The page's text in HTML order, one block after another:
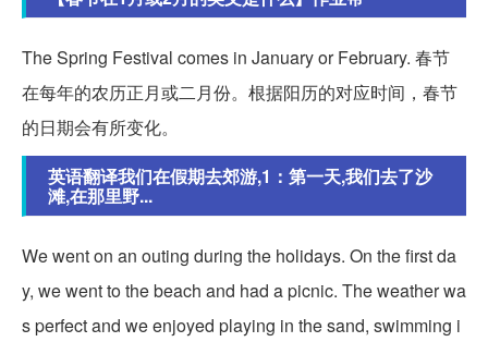
The Spring Festival comes in January or February. 春节
在每年的农历正月或二月份。根据阳历的对应时间，春节
的日期会有所变化。
英语翻译我们在假期去郊游,1：第一天,我们去了沙
滩,在那里野...
We went on an outing during the holidays. On the first da
y, we went to the beach and had a picnic. The weather wa
s perfect and we enjoyed playing in the sand, swimming i